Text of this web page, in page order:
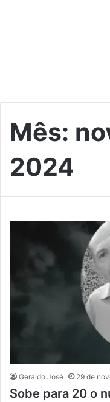
Mês:
2024
Geraldo José 29 de
Sobe para 20 o